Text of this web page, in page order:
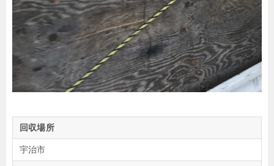
回収場所
宇治市